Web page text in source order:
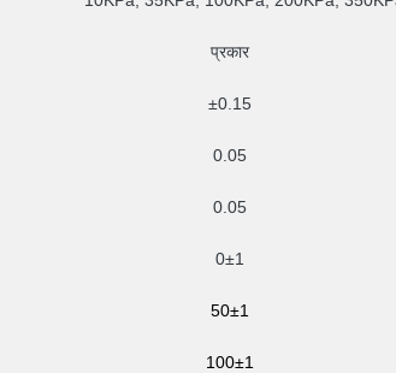
प्रकार
±0.15
0.05
0.05
0±1
50±1
100±1